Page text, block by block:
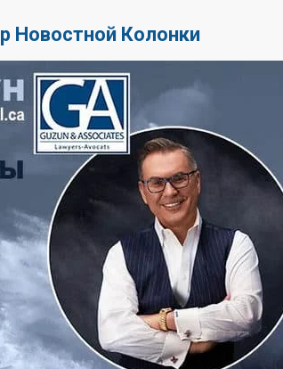
Новостной Колонки